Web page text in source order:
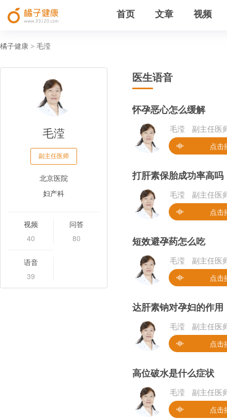
首页 文章 视频
橘子健康 > 毛滢
毛滢
副主任医师
北京医院
妇产科
视频
40
问答
80
语音
39
医生语音
怀孕恶心怎么缓解
毛滢 副主任医
点击
打肝素保胎成功率高吗
毛滢 副主任医
点击
短效避孕药怎么吃
毛滢 副主任医
点击
达肝素钠对孕妇的作用
毛滢 副主任医
点击
高位破水是什么症状
毛滢 副主任医
点击